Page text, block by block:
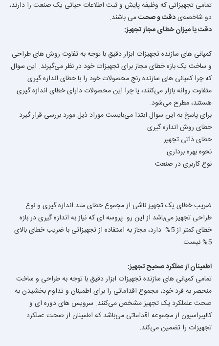
تمامی تجهیزاتی که وظیفه پایش و ثبت اطلاعات حیاتی یک صنعت را دارند،
دو شاخصه‌یدقت و صحتمی باشند.
دقت یا میزان خطای مجاز تجهیز:
کمپانی های سازنده تجهیزات ابزار دقیق با توجه به تفاوت روش های طراحی
و ساخت یک بازه خطای مجاز برای تجهیزات خود در نظر می‌گیرند. این سوال
که چرا کمپانی های سازنده رنج محصولات خود را با خطای اندازه گیری
متفاوت روانه بازار می‌کنند، یا چرا این محصولات دارای خطای اندازه گیری
هستند، مطرح می‌شود.
برای پاسخ به این سوال ابتدا می‌بایست موراد ذیل مورد بررسی قرار گیرد.
خطای روش اندازه گیری
خطای ذاتی تجهیز
نحوه بهره برداری
نوع کاربری در صنعت
ضریب خطای یک تجهیز ناشی از مجموع خطای متد اندازه گیری و نوع
طراحی تجهیز می‌باشد از این رو پروسه ای که نیاز به اندازه گیری در بازه
خطای کمتر از 5% دارد، مجاز به استفاده از تجهیزاتی با ضریب خطای بالای
5% نیست.
اطمینان از عملکرد صحیح تجهیز:
تمامی کمپانی های سازنده تجهیزات ابزار دقیق با توجه به طراحی و ساخت
منحصر به فرد خود، مجموع اقداماتی را برای اطمینان و تداوم بخشیدن به
صحت علملکرد یک تجهیز مشخص می‌کنند. سرویس های دوره ای و
کالیبراسیون از مجموعه اقداماتی می‌باشد که اطمینان از صحت عملکرد
تجهیزات را تضمین می‌کند.